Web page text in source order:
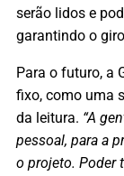
serão lidos e
garantindo o
Para o futuro, a
fixo, como uma
da leitura. “A
pessoal, para a
o projeto. Poder